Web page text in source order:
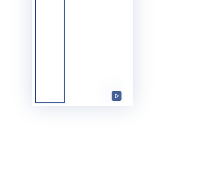
Video